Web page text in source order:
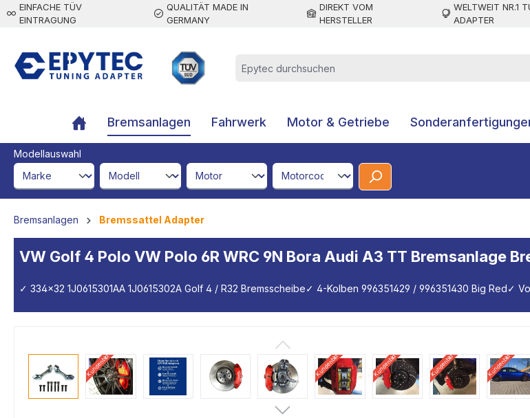
springen
EINFACHE TÜV
EINTRAGUNG
QUALITÄT MADE IN
GERMANY
DIREKT VOM
HERSTELLER
WELTWEIT NR.1
ADAPTER
Bremsanlagen Fahrwerk Motor & Getriebe
Modellauswahl
brandId
modelId engineId engineCodeId
Bremsanlagen Bremssattel Adapter
VW Golf 4 Polo VW Polo 6R WRC 9N Bora Audi A3 TT Bremsanlage
✓ 334x32 1J0615301AA 1J0615302A Golf 4 / R32 Bremsscheibe✓ 4-Kolben 996351429 / 996351430 Big Red✓
Kundenbild Kundenbild Kundenbild Kundenbild Kundenbild